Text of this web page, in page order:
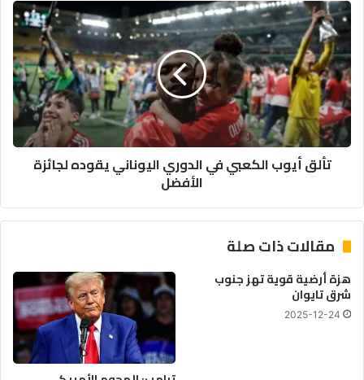
تألق
أيوب
الكعبي
في
الدوري
اليوناني
يقوده
لجائزة
الأفضل
تألق أيوب الكعبي في الدوري اليوناني يقوده لجائزة
الأفضل
مقالات ذات صلة
هزة أرضية قوية تهز جنوب
شرق تايوان
2025-12-24